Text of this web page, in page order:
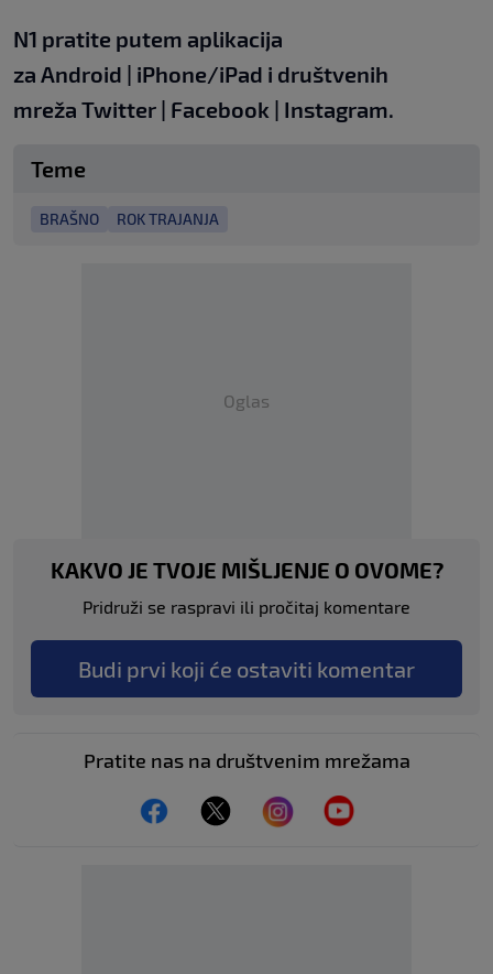
N1 pratite putem aplikacija
za Android | iPhone/iPad i društvenih
mreža Twitter | Facebook | Instagram.
Teme
BRAŠNO ROK TRAJANJA
Oglas
KAKVO JE TVOJE MIŠLJENJE O OVOME?
Pridruži se raspravi ili pročitaj komentare
Budi prvi koji će ostaviti komentar
Pratite nas na društvenim mrežama